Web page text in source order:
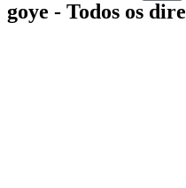
goye - Todos os